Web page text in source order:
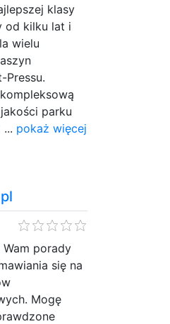
klasy
od kilku lat i
wielu
Pressu.
parku
pokaż więcej
porady
się na
Mogę